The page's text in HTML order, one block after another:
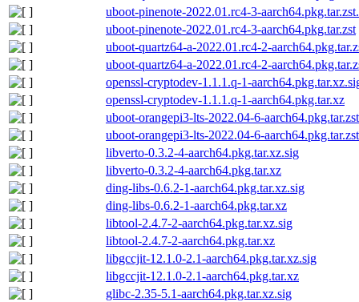
uboot-pinenote-2022.01.rc4-3-
uboot-pinenote-2022.01.rc4-3-aarch64.pkg.tar.zst
uboot-quartz64-a-2022.01.rc4-2-
uboot-quartz64-a-2022.01.rc4-2-
openssl-cryptodev-1.1.1.q-1-
openssl-cryptodev-1.1.1.q-1-aarch64.pkg.tar.xz
uboot-orangepi3-lts-2022.04-6-
uboot-orangepi3-lts-2022.04-6-aarch64.pkg.tar.zst
libverto-0.3.2-4-aarch64.pkg.tar.xz.sig
libverto-0.3.2-4-aarch64.pkg.tar.xz
ding-libs-0.6.2-1-aarch64.pkg.tar.xz.sig
ding-libs-0.6.2-1-aarch64.pkg.tar.xz
libtool-2.4.7-2-aarch64.pkg.tar.xz.sig
libtool-2.4.7-2-aarch64.pkg.tar.xz
libgccjit-12.1.0-2.1-aarch64.pkg.tar.xz.sig
libgccjit-12.1.0-2.1-aarch64.pkg.tar.xz
glibc-2.35-5.1-aarch64.pkg.tar.xz.sig